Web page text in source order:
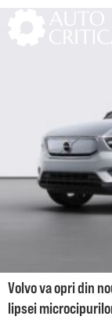
Volvo va opri din
lipsei